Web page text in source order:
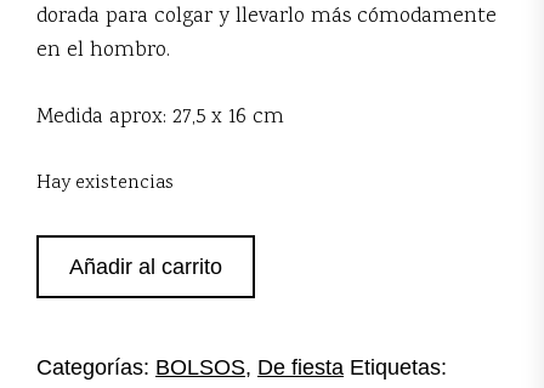
dorada para colgar y llevarlo más cómodamente
en el hombro.
Medida aprox: 27,5 x 16 cm
Hay existencias
plumasAñadir al carrito
Categorías: BOLSOS, De fiesta Etiquetas: